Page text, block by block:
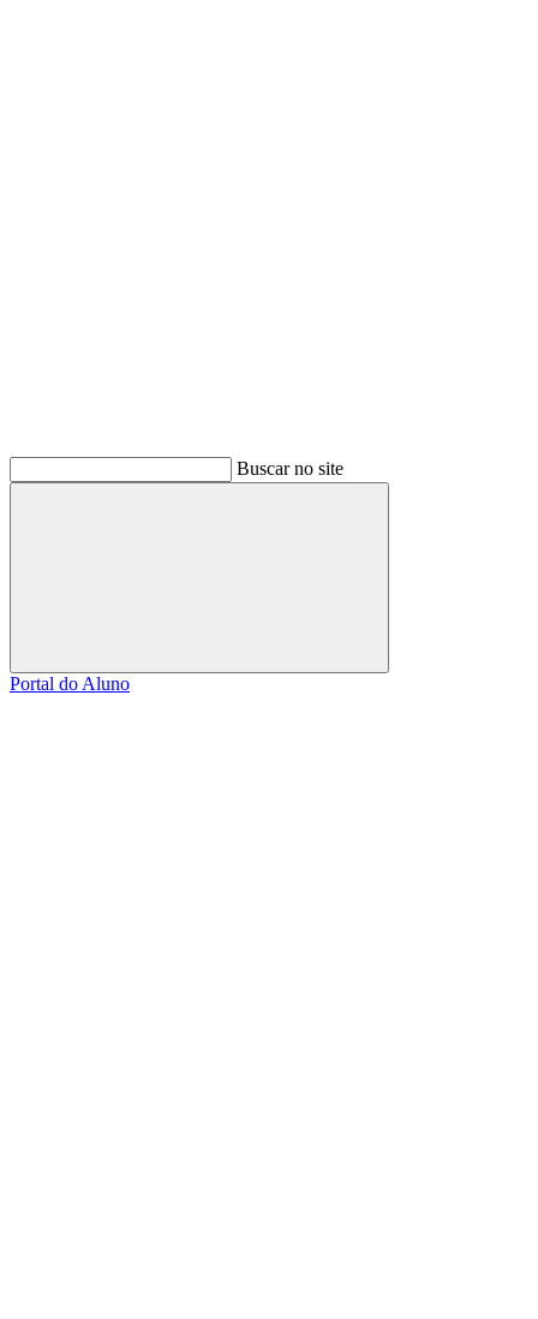
Buscar no site
Buscar
Portal do Aluno